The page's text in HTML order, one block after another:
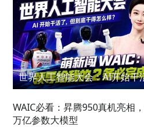
WAIC必看：昇腾950真机亮相
万亿参数大模型